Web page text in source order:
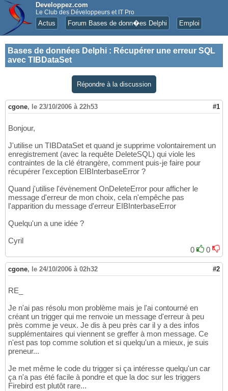
Developpez.com
Le Club des Développeurs et IT Pro
Actus Forum Bases de donn�es Delphi Emploi
Bases de données Delphi : Récupérer une erreur SQL
avec TIBDataSet
Répondre à la discussion
cgone, le 23/10/2006 à 22h53 #1
Bonjour,
J'utilise un TIBDataSet et quand je supprime volontairement un
enregistrement (avec la requête DeleteSQL) qui viole les
contraintes de la clé étrangère, comment puis-je faire pour
récupérer l'exception EIBInterbaseError ?
Quand j'utilise l'évènement OnDeleteError pour afficher le
message d'erreur de mon choix, cela n'empêche pas
l'apparition du message d'erreur EIBInterbaseError
Quelqu'un a une idée ?
Cyril
0
0
cgone, le 24/10/2006 à 02h32 #2
RE_
Je n'ai pas résolu mon problème mais je l'ai contourné en
créant un trigger qui me renvoie un message d'erreur à peu
près comme je veux. Je dis à peu près car il y a des infos
supplémentaires qui viennent se greffer à mon message. Ce
n'est pas top comme solution et si quelqu'un a mieux, je suis
preneur...
Je met même le code du trigger si ça intéresse quelqu'un car
ça n'a pas été facile à pondre et que la doc sur les triggers
Firebird est plutôt rare...